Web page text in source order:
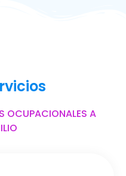
OCUPACIONALES A